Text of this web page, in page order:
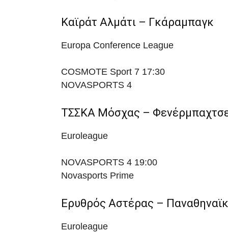
Καϊράτ Αλμάτι – Γκάραμπαγκ
Europa Conference League
COSMOTE Sport 7 17:30
NOVASPORTS 4
ΤΣΣΚΑ Μόσχας –
Euroleague
NOVASPORTS 4 19:00
Novasports Prime
Ερυθρός Αστέρας –
Euroleague